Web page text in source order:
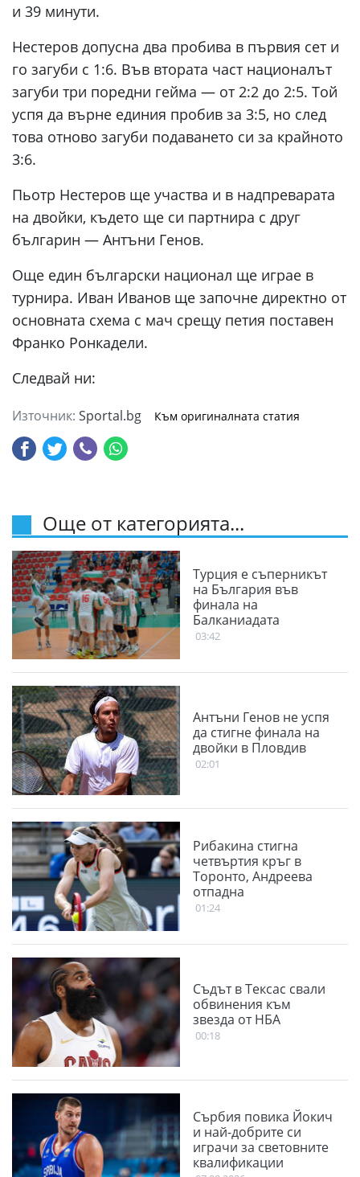
и 39 минути.
Нестеров допусна два пробива в първия сет и
го загуби с 1:6. Във втората част националът
загуби три поредни гейма — от 2:2 до 2:5. Той
успя да върне единия пробив за 3:5, но след
това отново загуби подаването си за крайното
3:6.
Пьотр Нестеров ще участва и в надпреварата
на двойки, където ще си партнира с друг
българин — Антъни Генов.
Още един български национал ще играе в
турнира. Иван Иванов ще започне директно от
основната схема с мач срещу петия поставен
Франко Ронкадели.
Следвай ни:
Източник: Sportal.bg Към оригиналната статия
Още от категорията...
Турция е съперникът
на България във
финала на
Балканиадата
03:42
Антъни Генов не успя
да стигне финала на
двойки в Пловдив
02:01
Рибакина стигна
четвъртия кръг в
Торонто, Андреева
отпадна
01:24
Съдът в Тексас свали
обвинения към
звезда от НБА
00:18
Сърбия повика Йокич
и най-добрите си
играчи за световните
квалификации